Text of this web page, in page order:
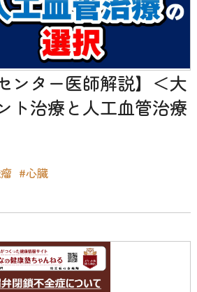
ンター医師解説】＜大
ト治療と人工血管治療
#心臓